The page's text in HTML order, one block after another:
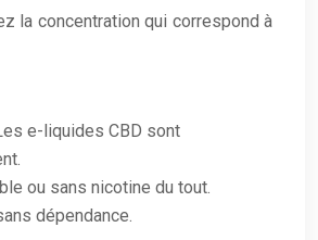
la concentration qui correspond à
e-liquides CBD sont
ou sans nicotine du tout.
dépendance.